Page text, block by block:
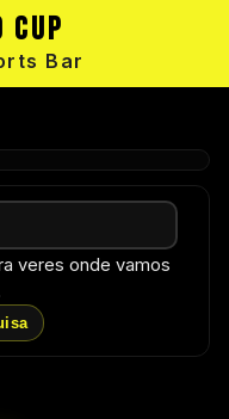
Cup
Bar
veres onde vamos